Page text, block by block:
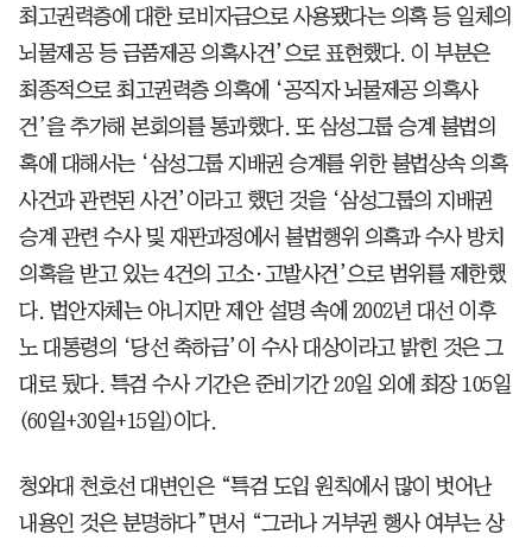
최고권력층에 대한 로비자금으로 사용됐다는 의혹 등 일체의
뇌물제공 등 금품제공 의혹사건’으로 표현했다. 이 부분은
최종적으로 최고권력층 의혹에 ‘공직자 뇌물제공 의혹사
건’을 추가해 본회의를 통과했다. 또 삼성그룹 승계 불법의
혹에 대해서는 ‘삼성그룹 지배권 승계를 위한 불법상속 의혹
사건과 관련된 사건’이라고 했던 것을 ‘삼성그룹의 지배권
승계 관련 수사 및 재판과정에서 불법행위 의혹과 수사 방치
의혹을 받고 있는 4건의 고소·고발사건’으로 범위를 제한했
다. 법안자체는 아니지만 제안 설명 속에 2002년 대선 이후
노 대통령의 ‘당선 축하금’이 수사 대상이라고 밝힌 것은 그
대로 뒀다. 특검 수사 기간은 준비기간 20일 외에 최장 105일
(60일+30일+15일)이다.
청와대 천호선 대변인은 “특검 도입 원칙에서 많이 벗어난
내용인 것은 분명하다”면서 “그러나 거부권 행사 여부는 상